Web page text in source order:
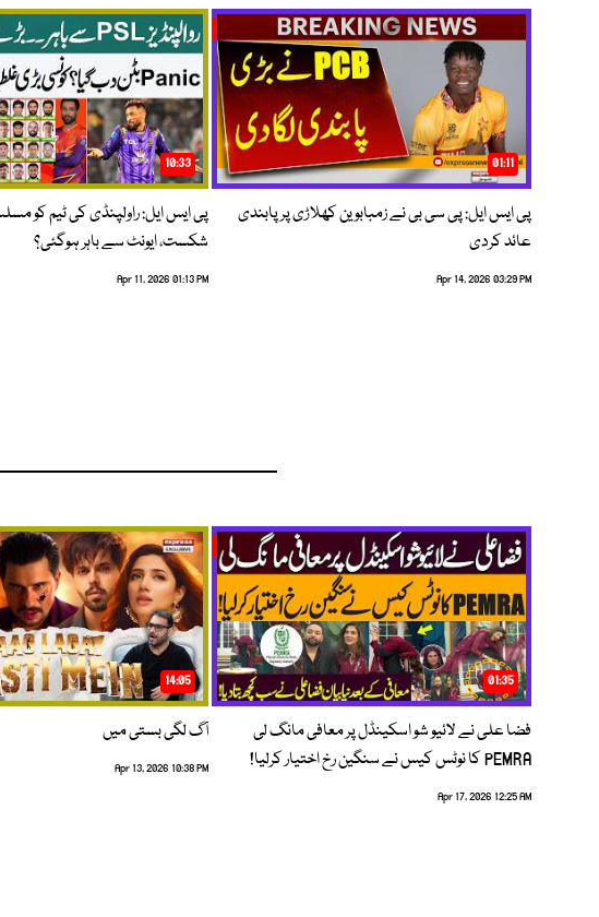
01:11
پی ایس ایل: پی سی بی نے زمبابوین کھلاڑی پر پابندی
عائد کردی
Apr 14, 2026 03:29 PM
10:33
پی ایس ایل: راولپنڈی کی ٹیم کو
شکست، ایونٹ سے باہر ہوگئی؟
Apr 11, 2026 01:13 PM
01:35
فضا علی نے لائیو شو اسکینڈل پر معافی مانگ لی
PEMRA کا نوٹس کیس نے سنگین رخ اختیار کرلیا!
Apr 17, 2026 12:25 AM
14:05
آگ لگی بستی میں
Apr 13, 2026 10:38 PM